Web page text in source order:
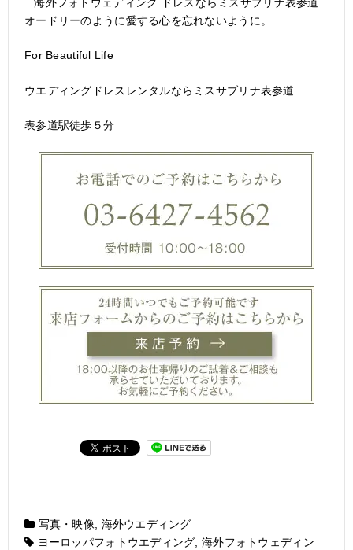
オードリーのように愛する心を忘れないように。
For Beautiful Life
ウエディングドレスレンタルならミスサブリナ表参道
表参道駅徒歩５分
写真・映像, 海外ウエディング
ヨーロッパフォトウエディング,海外フォトウェディン